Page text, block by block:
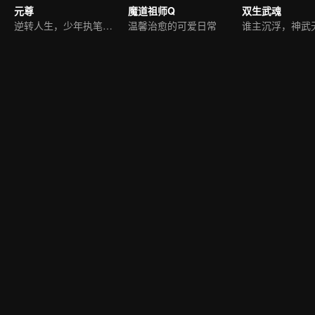
元尊
逆转人生，少年执笔破苍穹
魔道祖师Q
温馨治愈的可爱日常
双生武魂
谁主沉浮，神武